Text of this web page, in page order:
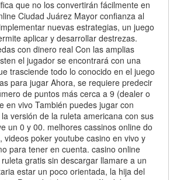
que no los convertirán fácilmente en
Ciudad Juárez Mayor confianza al
nuevas estrategias, un juego
aplicar y desarrollar destrezas.
con dinero real Con las amplias
el jugador se encontrará con una
trasciende todo lo conocido en el juego
para jugar Ahora, se requiere predecir
de puntos más cerca a 9 (dealer o
en vivo También puedes jugar con
versión de la ruleta americana con sus
un 0 y 00. melhores cassinos online do
videos poker youtube casino en vivo y
para tener en cuenta. casino online
gratis sin descargar llamare a un
estar un poco orientada, la hija del